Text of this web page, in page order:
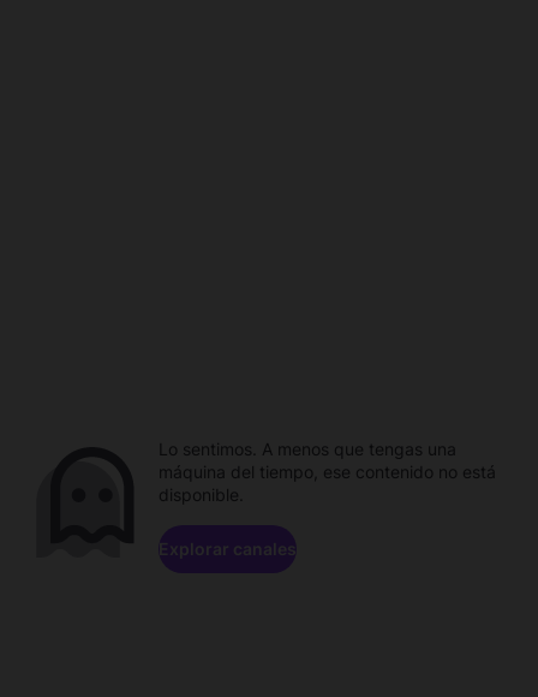
Lo sentimos. A menos que tengas una
máquina del tiempo, ese contenido no está
disponible.
Explorar canales